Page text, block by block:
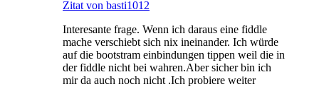
Zitat von basti1012
Interesante frage. Wenn ich daraus eine fiddle
mache verschiebt sich nix ineinander. Ich würde
auf die bootstram einbindungen tippen weil die in
der fiddle nicht bei wahren.Aber sicher bin ich
mir da auch noch nicht .Ich probiere weiter